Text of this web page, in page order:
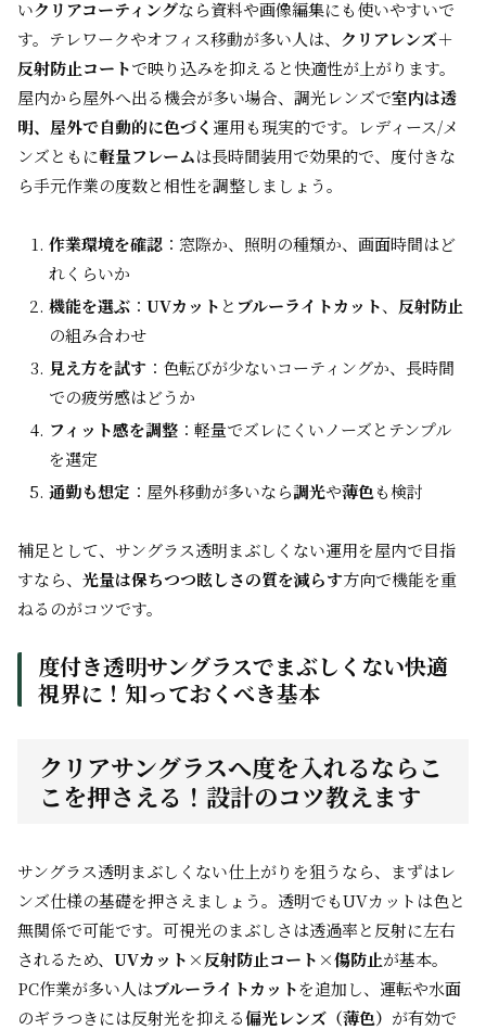
いクリアコーティングなら資料や画像編集にも使いやすいで
す。テレワークやオフィス移動が多い人は、 クリアレンズ＋
反射防止コートで映り込みを抑えると快適性が上がります。
屋内から屋外へ出る機会が多い場合、調光レンズで室内は透
明、屋外で自動的に色づく 運用も現実的です。レディース/メ
ンズともに軽量フレームは長時間装用で効果的で、度付きな
ら手元作業の度数と相性を調整しましょう。
作業環境を確認 ：窓際か、照明の種類か、画面時間はど
れくらいか
機能を選ぶ ： UVカット と ブルーライトカット、 反射防止
の組み合わせ
見え方を試す ：色転びが少ないコーティングか、長時間
での疲労感はどうか
フィット感を調整 ：軽量でズレにくいノーズとテンプル
を選定
通勤も想定 ：屋外移動が多いなら調光や薄色も検討
補足として、サングラス透明まぶしくない運用を屋内で目指
すなら、 光量は保ちつつ眩しさの質を減らす方向で機能を重
ねるのがコツです。
度付き透明サングラスでまぶしくない快適
視界に！知っておくべき基本
クリアサングラスへ度を入れるならこ
こを押さえる！設計のコツ教えます
サングラス透明まぶしくない仕上がりを狙うなら、まずはレ
ンズ仕様の基礎を押さえましょう。透明でもUVカットは色と
無関係で可能です。可視光のまぶしさは透過率と反射に左右
されるため、 UVカット×反射防止コート×傷防止が基本。
PC作業が多い人はブルーライトカットを追加し、運転や水面
のギラつきには反射光を抑える偏光レンズ（薄色） が有効で